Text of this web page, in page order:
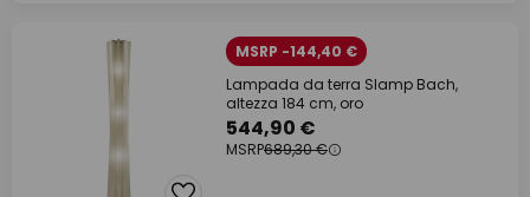
MSRP -144,40 €
Lampada da terra Slamp Bach,
altezza 184 cm, oro
544,90 €
MSRP689,30 €